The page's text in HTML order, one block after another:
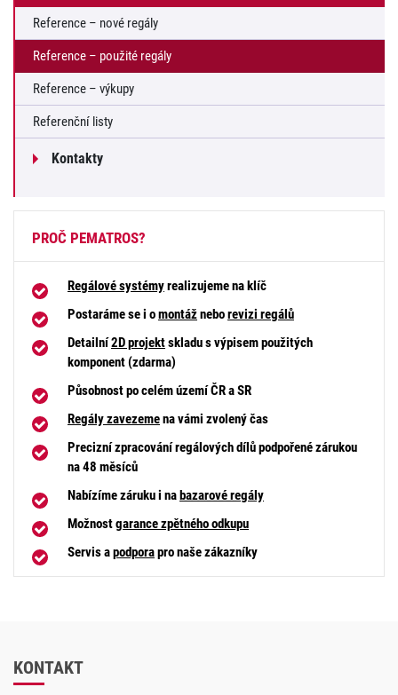
Reference – nové regály
Reference – použité regály
Reference – výkupy
Referenční listy
Kontakty
PROČ PEMATROS?
Regálové systémyrealizujeme na klíč
Postaráme se i omontážneborevizi regálů
Detailní2D projektskladu s výpisem použitých
komponent (zdarma)
Působnost po celém území ČR a SR
Regály zavezemena vámi zvolený čas
Precizní zpracování regálových dílů podpořené zárukou
na 48 měsíců
Nabízíme záruku i nabazarové regály
Možnostgarance zpětného odkupu
Servis apodporapro naše zákazníky
KONTAKT